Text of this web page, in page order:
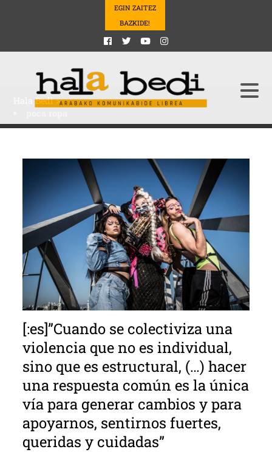
EGIN ZAITEZ
BAZKIDE!
Hala Bedi>
[:es]”Cuando se colectiviza una
violencia que no es individual,
sino que es estructural, (…) hacer
una respuesta común es la única
vía para generar cambios y para
apoyarnos, sentirnos fuertes,
queridas y cuidadas”